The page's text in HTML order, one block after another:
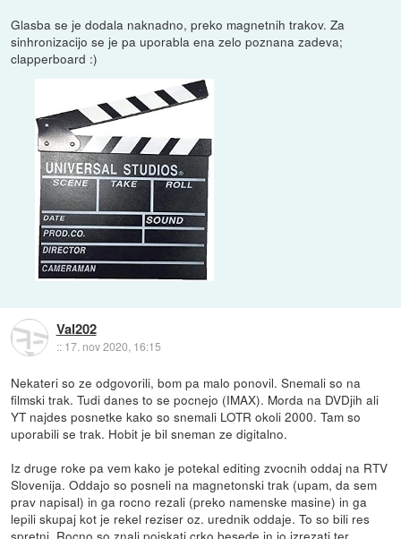
Glasba se je dodala naknadno, preko magnetnih trakov. Za
sinhronizacijo se je pa uporabla ena zelo poznana zadeva;
clapperboard :)
Val202
:: 17. nov 2020, 16:15
Nekateri so ze odgovorili, bom pa malo ponovil. Snemali so na
filmski trak. Tudi danes to se pocnejo (IMAX). Morda na DVDjih ali
YT najdes posnetke kako so snemali LOTR okoli 2000. Tam so
uporabili se trak. Hobit je bil sneman ze digitalno.
Iz druge roke pa vem kako je potekal editing zvocnih oddaj na RTV
Slovenija. Oddajo so posneli na magnetonski trak (upam, da sem
prav napisal) in ga rocno rezali (preko namenske masine) in ga
lepili skupaj kot je rekel reziser oz. urednik oddaje. To so bili res
spretni. Rocno so znali poiskati crko besede in jo izrezati ter